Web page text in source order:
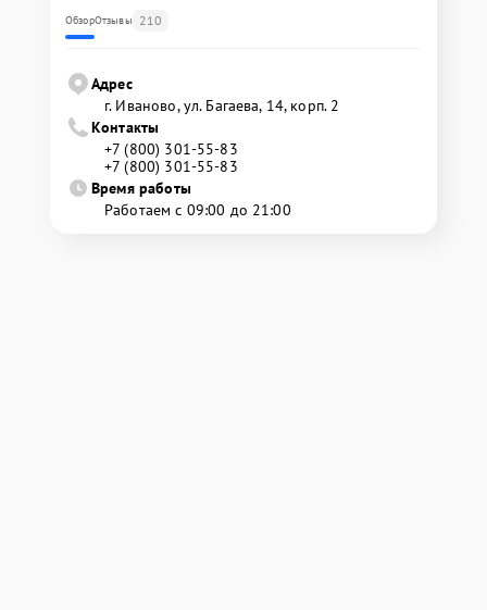
ОбзорОтзывы 210
Адрес
г. Иваново, ул. Багаева, 14, корп. 2
Контакты
+7 (800) 301-55-83
+7 (800) 301-55-83
Время работы
Работаем с 09:00 до 21:00